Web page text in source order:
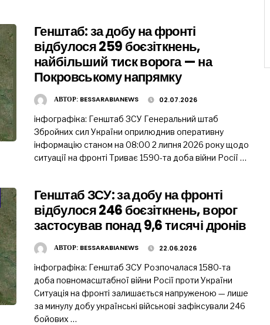
Генштаб: за добу на фронті
відбулося 259 боєзіткнень,
найбільший тиск ворога — на
Покровському напрямку
АВТОР: BESSARABIANEWS 02.07.2026
інфографіка: Генштаб ЗСУ Генеральний штаб
Збройних сил України оприлюднив оперативну
інформацію станом на 08:00 2 липня 2026 року щодо
ситуації на фронті Триває 1590-та доба війни Росії …
Генштаб ЗСУ: за добу на фронті
відбулося 246 боєзіткнень, ворог
застосував понад 9,6 тисячі дронів
АВТОР: BESSARABIANEWS 22.06.2026
інфографіка: Генштаб ЗСУ Розпочалася 1580-та
доба повномасштабної війни Росії проти України
Ситуація на фронті залишається напруженою — лише
за минулу добу українські військові зафіксували 246
бойових …